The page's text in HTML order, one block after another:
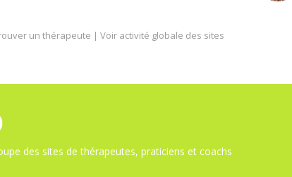
un thérapeute | Voir activité globale des sites
des sites de thérapeutes, praticiens et coachs